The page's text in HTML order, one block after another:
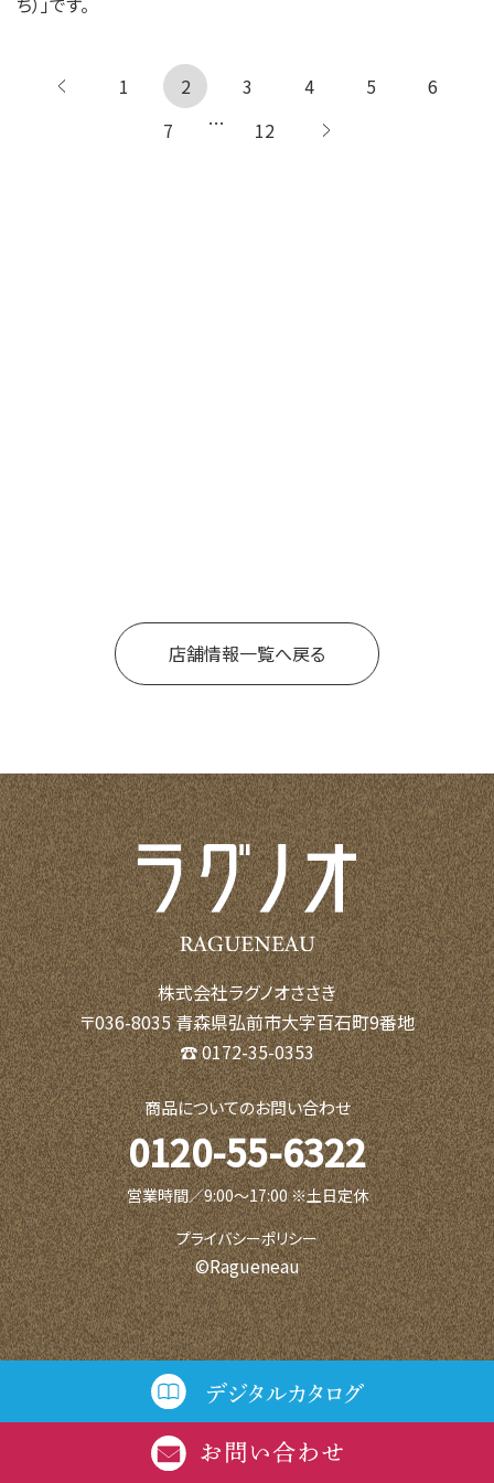
← 前へ
1 2 3 4 5
6
7
… 12
店舗情報一覧へ戻る
株式会社ラグノオささき
〒036-8035 青森県弘前市大字百石町9番地
☎ 0172-35-0353
商品についてのお問い合わせ
0120-55-6322
営業時間／9:00〜17:00 ※土日定休
プライバシーポリシー
©Ragueneau